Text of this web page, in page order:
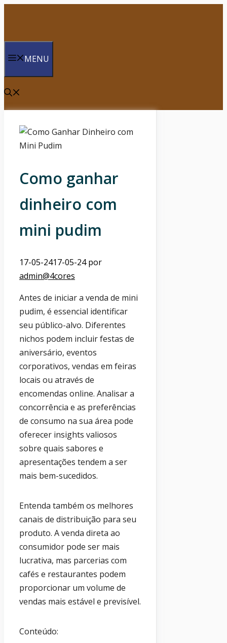
MENU
Como ganhar
dinheiro com
mini pudim
17-05-2417-05-24 por
admin@4cores
Antes de iniciar a venda de mini
pudim, é essencial identificar
seu público-alvo. Diferentes
nichos podem incluir festas de
aniversário, eventos
corporativos, vendas em feiras
locais ou através de
encomendas online. Analisar a
concorrência e as preferências
de consumo na sua área pode
oferecer insights valiosos
sobre quais sabores e
apresentações tendem a ser
mais bem-sucedidos.
Entenda também os melhores
canais de distribuição para seu
produto. A venda direta ao
consumidor pode ser mais
lucrativa, mas parcerias com
cafés e restaurantes podem
proporcionar um volume de
vendas mais estável e previsível.
Conteúdo: